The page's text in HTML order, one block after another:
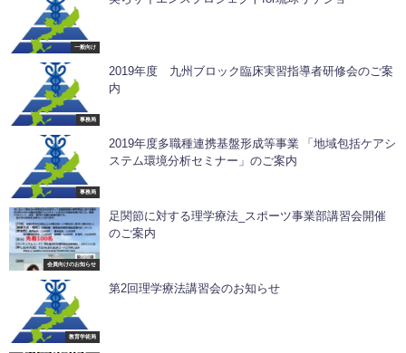
一般向け
事務局
2019年度 九州ブロック臨床実習指導者研修会のご案
内
事務局
2019年度多職種連携基盤形成等事業 「地域包括ケアシ
ステム環境分析セミナー」のご案内
会員向けのお知らせ
足関節に対する理学療法_スポーツ事業部講習会開催
のご案内
教育学術局
第2回理学療法講習会のお知らせ